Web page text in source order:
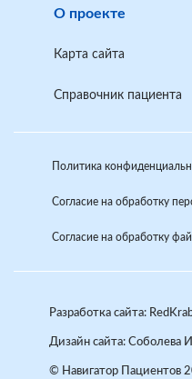
О проекте
Карта сайта
Справочник пациента
Разработка сайта:
Дизайн сайта: Соболева
© Навигатор Пациентов
Политика
Согласие на обработку
Согласие на обработку